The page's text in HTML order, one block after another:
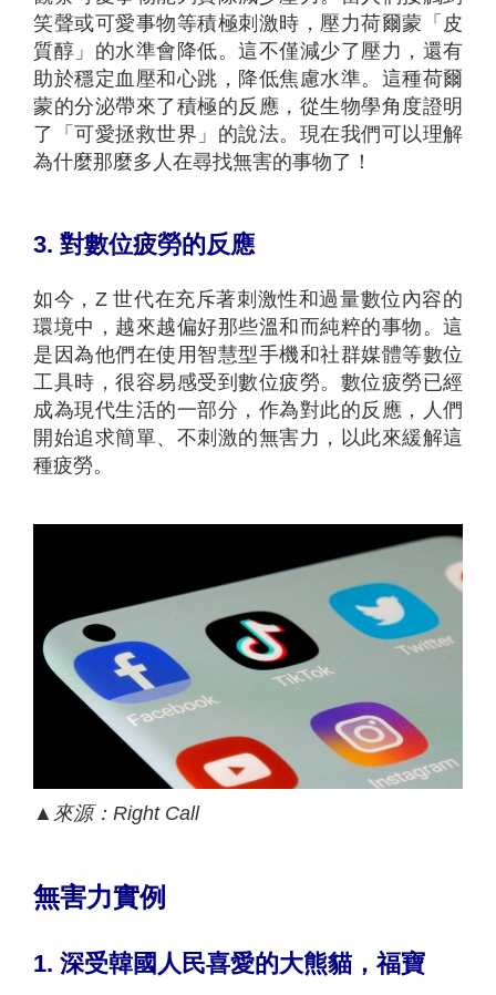
笑聲或可愛事物等積極刺激時，壓力荷爾蒙「皮
質醇」的水準會降低。這不僅減少了壓力，還有
助於穩定血壓和心跳，降低焦慮水準。這種荷爾
蒙的分泌帶來了積極的反應，從生物學角度證明
了「可愛拯救世界」的說法。現在我們可以理解
為什麼那麼多人在尋找無害的事物了！
3. 對數位疲勞的反應
如今，Z 世代在充斥著刺激性和過量數位內容的
環境中，越來越偏好那些溫和而純粹的事物。這
是因為他們在使用智慧型手機和社群媒體等數位
工具時，很容易感受到數位疲勞。數位疲勞已經
成為現代生活的一部分，作為對此的反應，人們
開始追求簡單、不刺激的無害力，以此來緩解這
種疲勞。
▲ 來源： Right Call
無害力實例
1. 深受韓國人民喜愛的大熊貓，福寶